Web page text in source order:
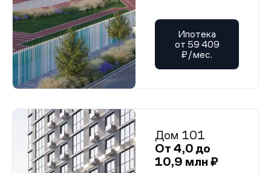
Ипотека
от 59 409
₽/мес.
Дом 101
От 4,0 до
10,9 млн ₽